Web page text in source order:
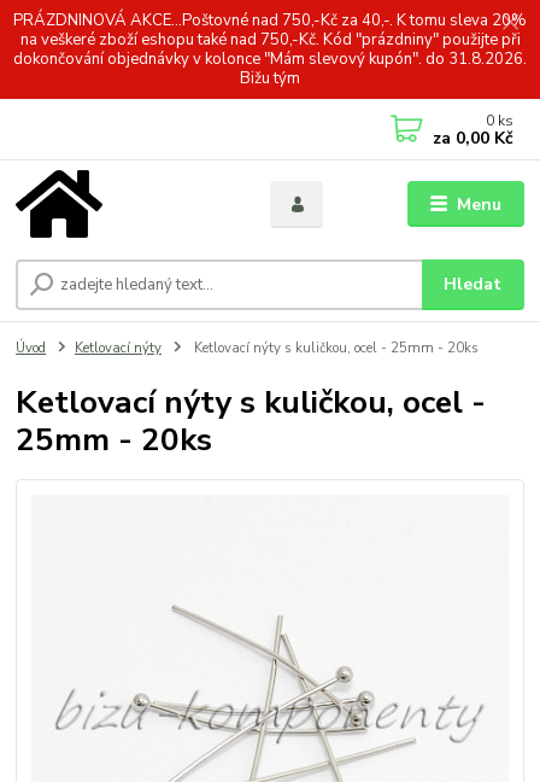
PRÁZDNINOVÁ AKCE...Poštovné nad 750,-Kč za 40,-. K tomu sleva 20%
na veškeré zboží eshopu také nad 750,-Kč. Kód "prázdniny" použijte při
dokončování objednávky v kolonce "Mám slevový kupón". do 31.8.2026.
Bižu tým
Menu
Hledat
0 ks
za 0,00 Kč
Úvod Ketlovací nýty Ketlovací nýty s kuličkou, ocel - 25mm - 20ks
Ketlovací nýty s kuličkou, ocel -
25mm - 20ks